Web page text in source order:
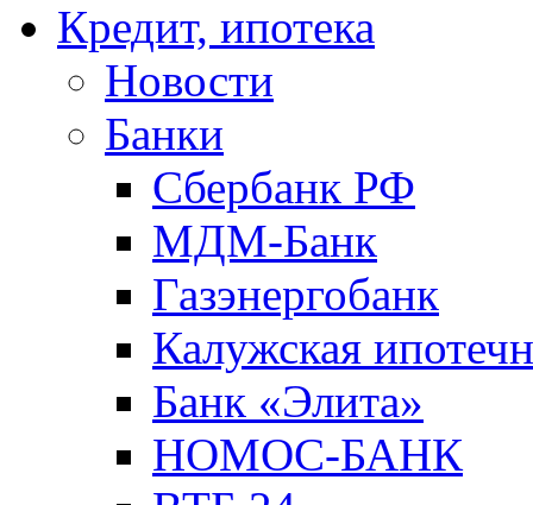
Кредит, ипотека
Новости
Банки
Сбербанк РФ
МДМ-Банк
Газэнергобанк
Калужская
Банк «Элита»
НОМОС-БАНК